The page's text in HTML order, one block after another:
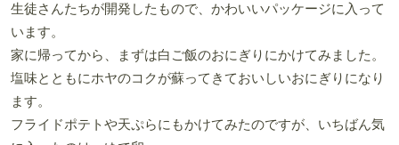
生徒さんたちが開発したもので、かわいいパッケージに入って
います。
家に帰ってから、まずは白ご飯のおにぎりにかけてみました。
塩味とともにホヤのコクが蘇ってきておいしいおにぎりになり
ます。
フライドポテトや天ぷらにもかけてみたのですが、いちばん気